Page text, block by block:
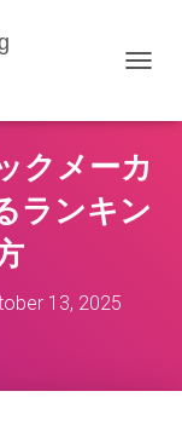
G
L
N
クメーカ
ランキン
13, 2025